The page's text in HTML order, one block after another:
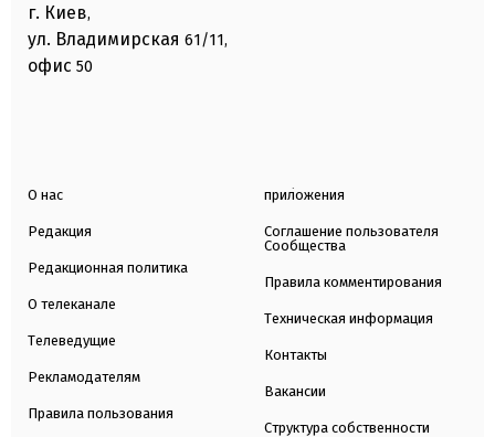
г. Киев,
ул. Владимирская 61/11,
офис 50
О нас
Редакция
Редакционная политика
О телеканале
Телеведущие
Рекламодателям
Правила пользования
приложения
Соглашение пользователя
Сообщества
Правила комментирования
Техническая информация
Контакты
Вакансии
Структура собственности